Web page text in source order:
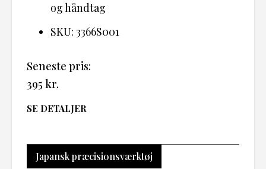
og håndtag
SKU: 3366S001
Seneste pris:
395 kr.
SE DETALJER
Japansk præcisionsværktøj